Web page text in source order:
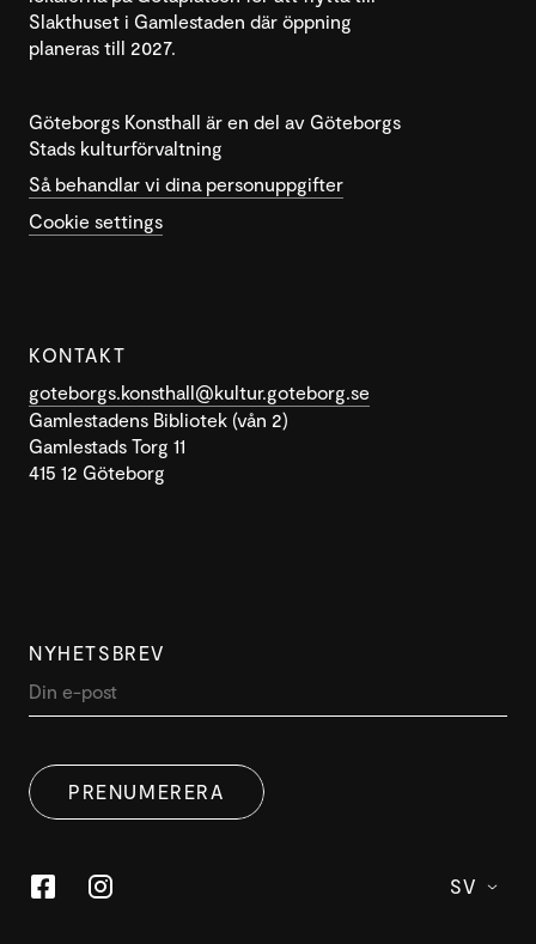
Slakthuset i Gamlestaden där öppning
planeras till 2027.
Göteborgs Konsthall är en del av Göteborgs
Stads kulturförvaltning
Så behandlar vi dina personuppgifter
Cookie settings
KONTAKT
goteborgs.konsthall@kultur.goteborg.se
Gamlestadens Bibliotek (vån 2)
Gamlestads Torg 11
415 12 Göteborg
NYHETSBREV
PRENUMERERA
SV